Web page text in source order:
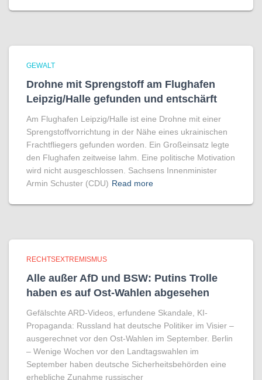
GEWALT
Drohne mit Sprengstoff am Flughafen
Leipzig/Halle gefunden und entschärft
Am Flughafen Leipzig/Halle ist eine Drohne mit einer
Sprengstoffvorrichtung in der Nähe eines ukrainischen
Frachtfliegers gefunden worden. Ein Großeinsatz legte
den Flughafen zeitweise lahm. Eine politische Motivation
wird nicht ausgeschlossen. Sachsens Innenminister
Armin Schuster (CDU) Read more
RECHTSEXTREMISMUS
Alle außer AfD und BSW: Putins Trolle
haben es auf Ost-Wahlen abgesehen
Gefälschte ARD-Videos, erfundene Skandale, KI-
Propaganda: Russland hat deutsche Politiker im Visier –
ausgerechnet vor den Ost-Wahlen im September. Berlin
– Wenige Wochen vor den Landtagswahlen im
September haben deutsche Sicherheitsbehörden eine
erhebliche Zunahme russischer